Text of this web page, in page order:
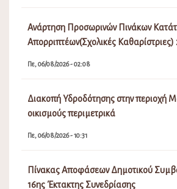
Ανάρτηση Προσωρινών Πινάκων
Απορριπτέων(Σχολικές
Πε, 06/08/2026 - 02:08
Διακοπή Υδροδότησης στην περιοχή
οικισμούς περιμετρικά
Πε, 06/08/2026 - 10:31
Πίνακας Αποφάσεων Δημοτικού
16ης Έκτακτης Συνεδρίασης